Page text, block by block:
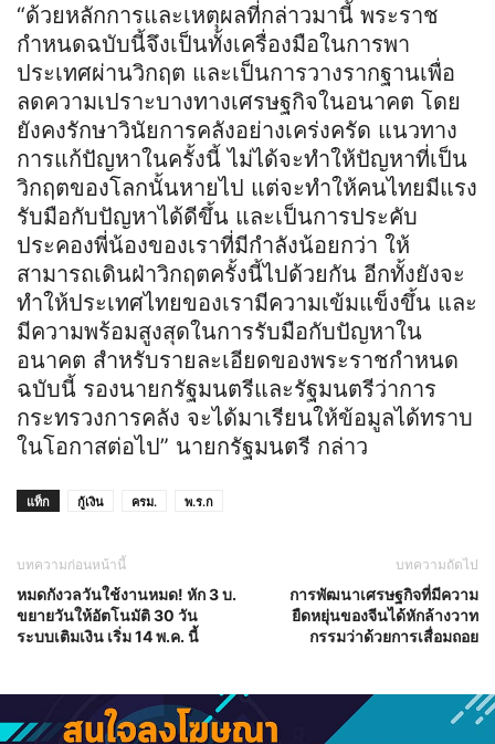
“ด้วยหลักการและเหตุผลที่กล่าวมานี้ พระราช
กำหนดฉบับนี้จึงเป็นทั้งเครื่องมือในการพา
ประเทศผ่านวิกฤต และเป็นการวางรากฐานเพื่อ
ลดความเปราะบางทางเศรษฐกิจในอนาคต โดย
ยังคงรักษาวินัยการคลังอย่างเคร่งครัด แนวทาง
การแก้ปัญหาในครั้งนี้ ไม่ได้จะทำให้ปัญหาที่เป็น
วิกฤตของโลกนั้นหายไป แต่จะทำให้คนไทยมีแรง
รับมือกับปัญหาได้ดีขึ้น และเป็นการประคับ
ประคองพี่น้องของเราที่มีกำลังน้อยกว่า ให้
สามารถเดินฝ่าวิกฤตครั้งนี้ไปด้วยกัน อีกทั้งยังจะ
ทำให้ประเทศไทยของเรามีความเข้มแข็งขึ้น และ
มีความพร้อมสูงสุดในการรับมือกับปัญหาใน
อนาคต สำหรับรายละเอียดของพระราชกำหนด
ฉบับนี้ รองนายกรัฐมนตรีและรัฐมนตรีว่าการ
กระทรวงการคลัง จะได้มาเรียนให้ข้อมูลได้ทราบ
ในโอกาสต่อไป” นายกรัฐมนตรี กล่าว
แท็ก กู้เงิน ครม. พ.ร.ก
บทความก่อนหน้านี้
หมดกังวลวันใช้งานหมด! หัก 3 บ.
ขยายวันให้อัตโนมัติ 30 วัน
ระบบเติมเงิน เริ่ม 14 พ.ค. นี้
บทความถัดไป
การพัฒนาเศรษฐกิจที่มีความ
ยืดหยุ่นของจีนได้หักล้างวาท
กรรมว่าด้วยการเสื่อมถอย